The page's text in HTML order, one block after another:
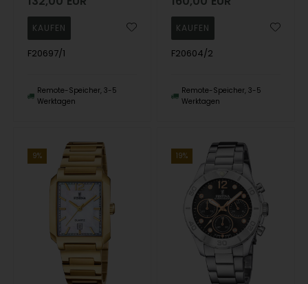
F20697/1
Remote-Speicher, 3-5
Werktagen
F20604/2
Remote-Speicher, 3-5
Werktagen
9% 19%